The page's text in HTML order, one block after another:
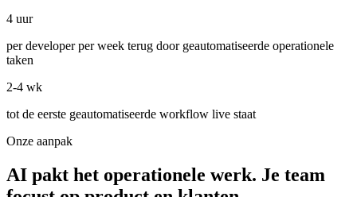
4 uur
per developer per week terug door geautomatiseerde operationele
taken
2-4 wk
tot de eerste geautomatiseerde workflow live staat
Onze aanpak
AI pakt het operationele werk. Je team